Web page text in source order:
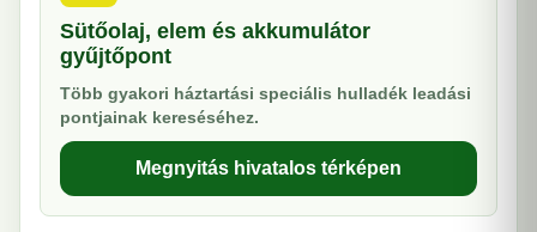
Sütőolaj, elem és akkumulátor
gyűjtőpont
Több gyakori háztartási speciális hulladék leadási
pontjainak kereséséhez.
Megnyitás hivatalos térképen